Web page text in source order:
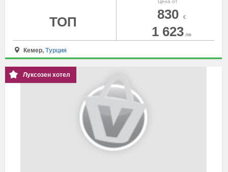
Цена от
830 €
1 623 лв
ТОП
Кемер,Турция
Луксозен хотел